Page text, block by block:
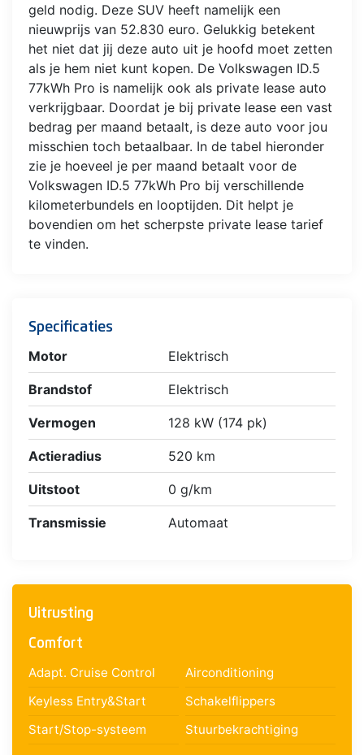
geld nodig. Deze SUV heeft namelijk een
nieuwprijs van 52.830 euro. Gelukkig betekent
het niet dat jij deze auto uit je hoofd moet zetten
als je hem niet kunt kopen. De Volkswagen ID.5
77kWh Pro is namelijk ook als private lease auto
verkrijgbaar. Doordat je bij private lease een vast
bedrag per maand betaalt, is deze auto voor jou
misschien toch betaalbaar. In de tabel hieronder
zie je hoeveel je per maand betaalt voor de
Volkswagen ID.5 77kWh Pro bij verschillende
kilometerbundels en looptijden. Dit helpt je
bovendien om het scherpste private lease tarief
te vinden.
Specificaties
Motor Elektrisch
Brandstof Elektrisch
Vermogen 128 kW (174 pk)
Actieradius 520 km
Uitstoot 0 g/km
Transmissie Automaat
Uitrusting
Comfort
Adapt. Cruise Control
Airconditioning
Keyless Entry&Start
Schakelflippers
Start/Stop-systeem
Stuurbekrachtiging